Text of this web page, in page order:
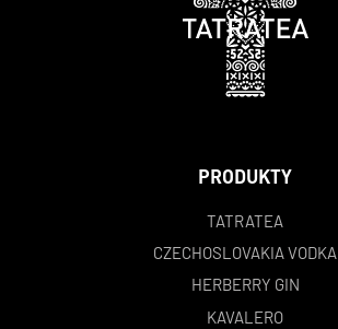
PRODUKTY
TATRATEA
CZECHOSLOVAKIA VODKA
HERBERRY GIN
KAVALERO